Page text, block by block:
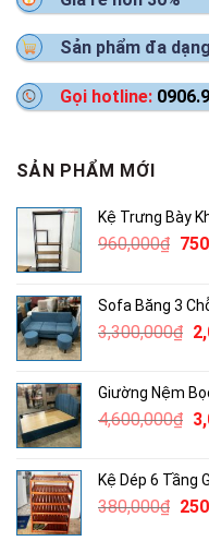
Sản phẩm đa dạng
Gọi hotline:
SẢN PHẨM MỚI
Kệ Trưng Bày
960,000₫ Giá
Sofa Băng 3
3,300,000₫
Giường Nệm
4,600,000₫
Kệ Dép 6 Tầng
380,000₫ Giá